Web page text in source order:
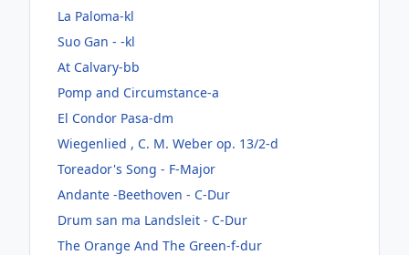
La Paloma-kl
Suo Gan - -kl
At Calvary-bb
Pomp and Circumstance-a
El Condor Pasa-dm
Wiegenlied , C. M. Weber op. 13/2-d
Toreador's Song - F-Major
Andante -Beethoven - C-Dur
Drum san ma Landsleit - C-Dur
The Orange And The Green-f-dur